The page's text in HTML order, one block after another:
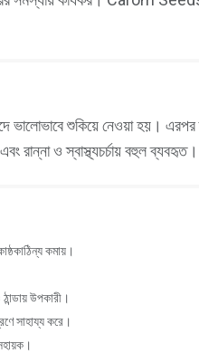
শুকিয়ে নেওয়া হয়। এরপর
রান্না ও স্বাস্থ্যচর্চায় বহুল ব্যবহৃত।
কমায়।
উপকারী।
সাহায্য করে।